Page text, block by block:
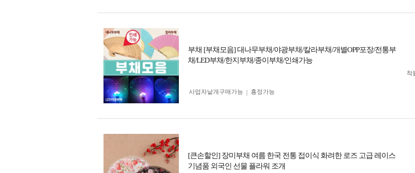
부채 [부채모음] 대나무부채/야광부채/칼라부채/개별OPP포장/전통부
채/LED부채/한지부채/종이부채/인쇄가능
착
사업자 낱개구매가능 흥정가능
[큰손할인] 장미부채 여름 한국 전통 접이식 화려한 로즈 고급 레이스
기념품 외국인 선물 플라워 조개